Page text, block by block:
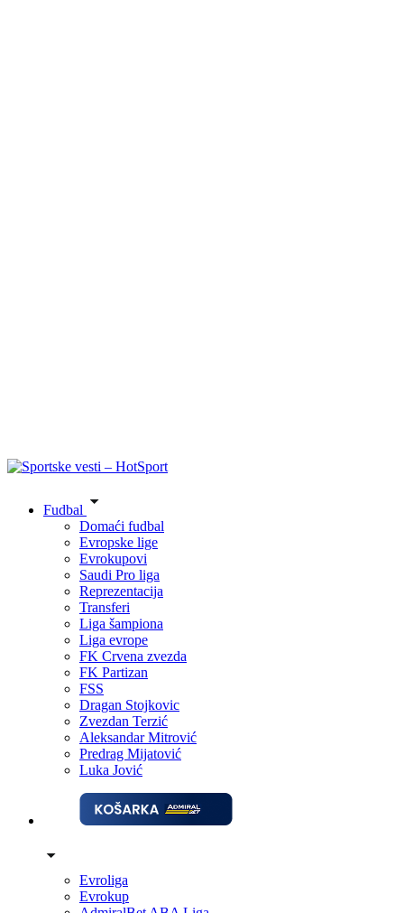
Fudbal
Domaći fudbal
Evropske lige
Evrokupovi
Saudi Pro liga
Reprezentacija
Transferi
Liga šampiona
Liga evrope
FK Crvena zvezda
FK Partizan
FSS
Dragan Stojkovic
Zvezdan Terzić
Aleksandar Mitrović
Predrag Mijatović
Luka Jović
Evroliga
Evrokup